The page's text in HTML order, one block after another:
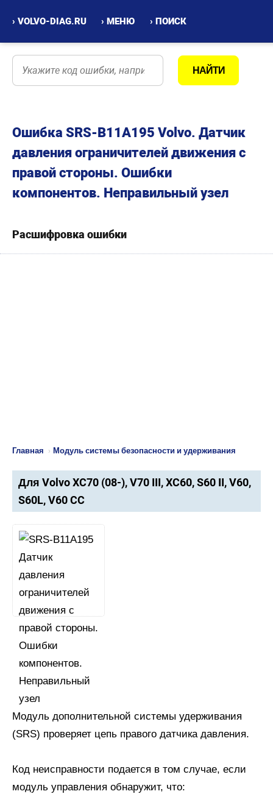
› VOLVO-DIAG.RU › МЕНЮ › ПОИСК
Ошибка SRS-B11A195 Volvo. Датчик
давления ограничителей движения с
правой стороны. Ошибки
компонентов. Неправильный узел
Расшифровка ошибки
Главная › Модуль системы безопасности и удерживания
Для Volvo XC70 (08-), V70 III, XC60, S60 II, V60,
S60L, V60 CC
Модуль дополнительной системы удерживания
(SRS) проверяет цепь правого датчика давления.
Код неисправности подается в том случае, если
модуль управления обнаружит, что: